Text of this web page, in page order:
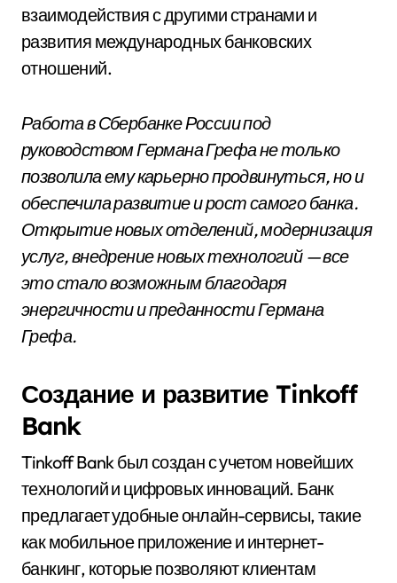
взаимодействия с другими странами и
развития международных банковских
отношений.
Работа в Сбербанке России под
руководством Германа Грефа не только
позволила ему карьерно продвинуться, но и
обеспечила развитие и рост самого банка.
Открытие новых отделений, модернизация
услуг, внедрение новых технологий — все
это стало возможным благодаря
энергичности и преданности Германа
Грефа.
Создание и развитие Tinkoff
Bank
Tinkoff Bank был создан с учетом новейших
технологий и цифровых инноваций. Банк
предлагает удобные онлайн-сервисы, такие
как мобильное приложение и интернет-
банкинг, которые позволяют клиентам